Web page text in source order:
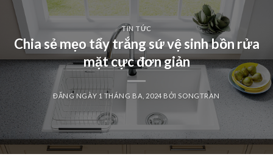
TIN TỨC
Chia sẻ mẹo tẩy trắng sứ vệ sinh bồn rửa
mặt cực đơn giản
ĐĂNG NGÀY 1 THÁNG BA, 2024BỞI SONGTRAN